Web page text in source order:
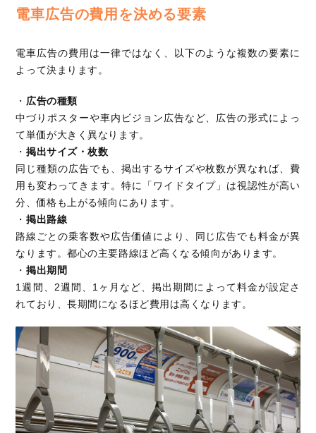
電車広告の費用を決める要素
電車広告の費用は一律ではなく、以下のような複数の要素に
よって決まります。
・ 広告の種類
中づりポスターや車内ビジョン広告など、広告の形式によっ
て単価が大きく異なります。
・ 掲出サイズ・枚数
同じ種類の広告でも、掲出するサイズや枚数が異なれば、費
用も変わってきます。特に「ワイドタイプ」は視認性が高い
分、価格も上がる傾向にあります。
・ 掲出路線
路線ごとの乗客数や広告価値により、同じ広告でも料金が異
なります。都心の主要路線ほど高くなる傾向があります。
・ 掲出期間
1週間、2週間、1ヶ月など、掲出期間によって料金が設定さ
れており、長期間になるほど費用は高くなります。